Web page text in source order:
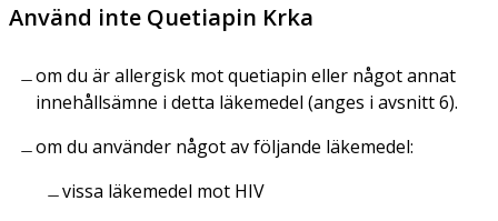
Använd inte Quetiapin Krka
om du är allergisk mot quetiapin eller något annat
innehållsämne i detta läkemedel (anges i avsnitt 6).
om du använder något av följande läkemedel:
vissa läkemedel mot HIV